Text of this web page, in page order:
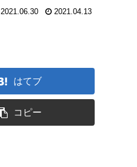
2021.06.30 2021.04.13
はてブ
コピー